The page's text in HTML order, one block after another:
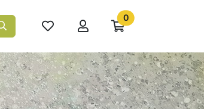
favoritos
Ir
mi
compra
0